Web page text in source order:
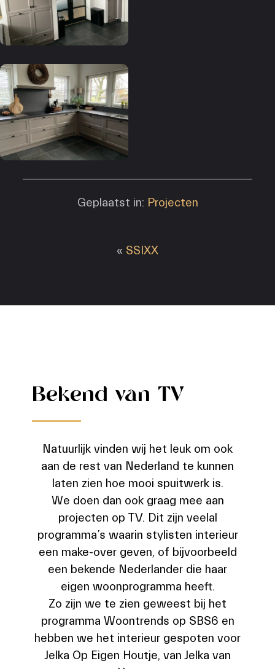
Geplaatst in: Projecten
« SSIXX
Bekend van TV
Natuurlijk vinden wij het leuk om ook
aan de rest van Nederland te kunnen
laten zien hoe mooi spuitwerk is.
We doen dan ook graag mee aan
projecten op TV. Dit zijn veelal
programma’s waarin stylisten interieur
een make-over geven, of bijvoorbeeld
een bekende Nederlander die haar
eigen woonprogramma heeft.
Zo zijn we te zien geweest bij het
programma Woontrends op SBS6 en
hebben we het interieur gespoten voor
Jelka Op Eigen Houtje, van Jelka van